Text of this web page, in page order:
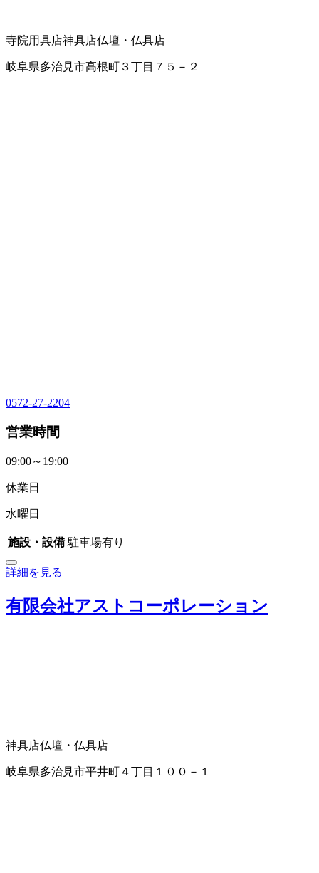
寺院用具店神具店仏壇・仏具店
岐阜県多治見市高根町３丁目７５－２
0572-27-2204
営業時間
09:00～19:00
休業日
水曜日
施設・設備 駐車場有り
詳細を見る
有限会社アストコーポレーション
神具店仏壇・仏具店
岐阜県多治見市平井町４丁目１００－１